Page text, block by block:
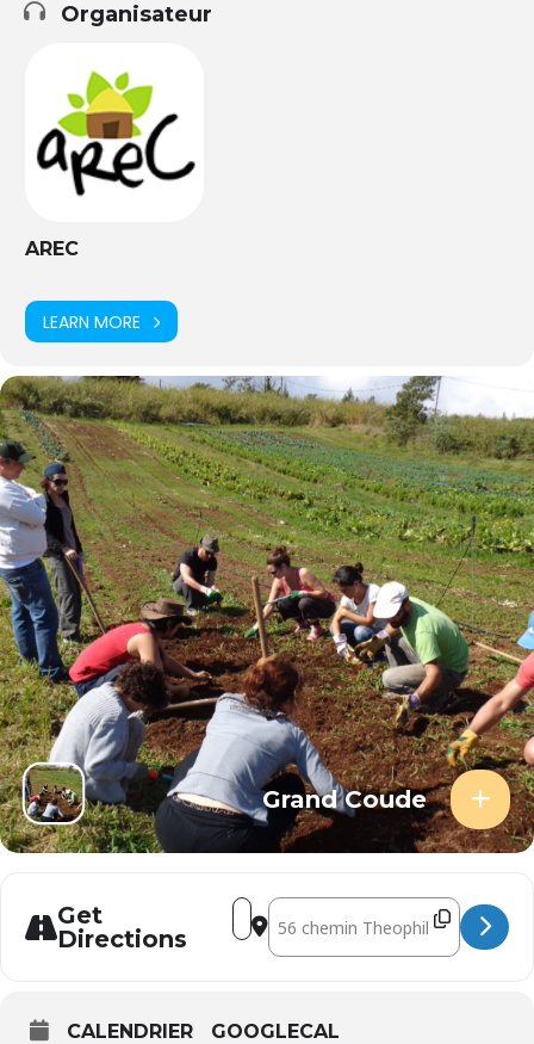
Organisateur
AREC
LEARN MORE
Grand Coude
Get
Directions
Address - Visite chez les producteurs
Destination Address - Visite chez
CALENDRIER GOOGLECAL